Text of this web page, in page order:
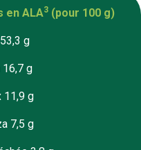
en ALA3 (pour 100 g)
g
16,7 g
11,9 g
7,5 g